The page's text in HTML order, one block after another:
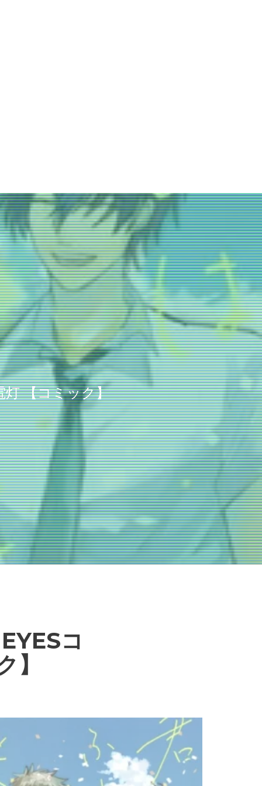
【コミック】
コ